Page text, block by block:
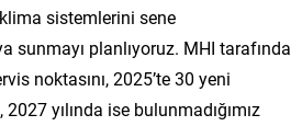
sistemlerini sene
sunmayı planlıyoruz. MHI tarafında
noktasını, 2025’te 30 yeni
yılında ise bulunmadığımız